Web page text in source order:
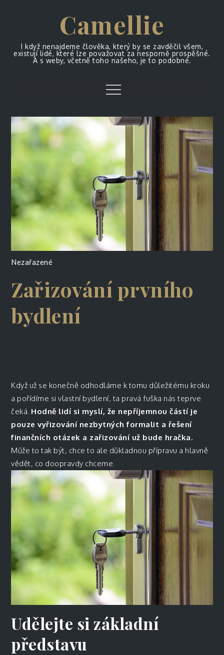
Camellie
I když nenajdeme člověka, který by se zavděčil všem,
existují lidé, které lze považovat za nesporně prospěšné.
A s weby, včetně toho našeho, je to podobné.
Menu
Nezařazené
Zařizování prvního
bydlení
Když už se konečně odhodláme k tomu důležitému kroku
a pořídíme si vlastní bydlení, ta pravá fuška nás teprve
čeká. Hodně lidí si myslí, že nepříjemnou částí je
pouze vyřizování nezbytných formalit a řešení
finančních otázek a zařizování už bude hračka.
Může to tak být, chce to ale důkladnou přípravu a hlavně
vědět, co doopravdy chceme.
Udělejte si základní
představu